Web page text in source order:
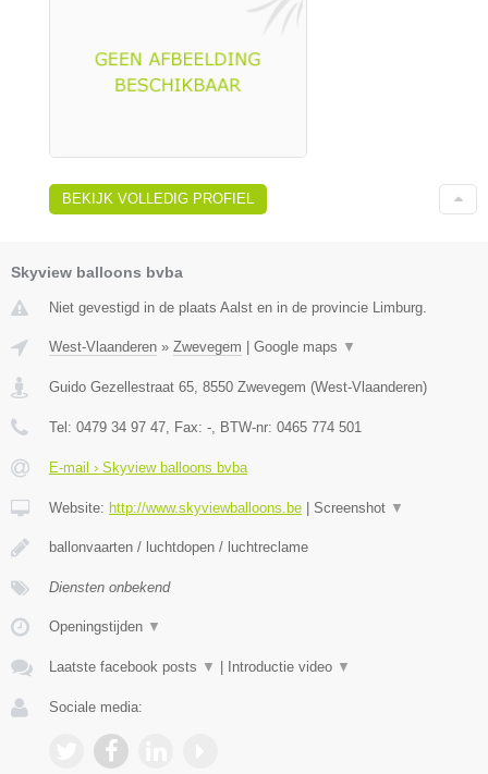
BEKIJK VOLLEDIG PROFIEL
Skyview balloons bvba
Niet gevestigd in de plaats Aalst en in de provincie Limburg.
West-Vlaanderen » Zwevegem Google maps ▼
Guido Gezellestraat 65, 8550 Zwevegem (West-Vlaanderen)
Tel: 0479 34 97 47, Fax: -, BTW-nr: 0465 774 501
E-mail › Skyview balloons bvba
Website: http://www.skyviewballoons.be Screenshot ▼
ballonvaarten / luchtdopen / luchtreclame
Diensten onbekend
Openingstijden ▼
Laatste facebook posts ▼ Introductie video ▼
Sociale media: